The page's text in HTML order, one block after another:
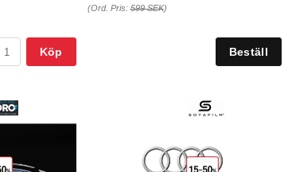
Köp
(Ord. Pris:599 SEK)